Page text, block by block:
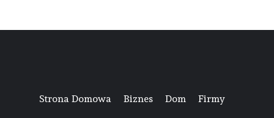
Strona Domowa Biznes Dom Firmy